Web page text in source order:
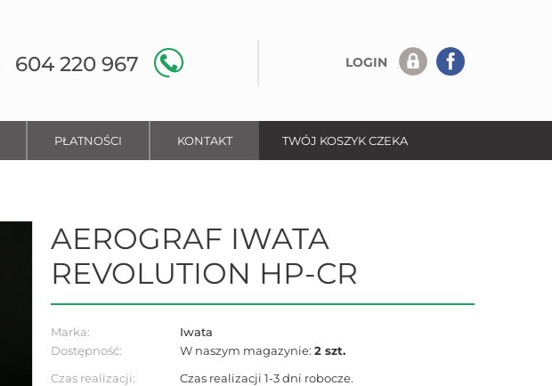
604 220 967 LOGIN
PŁATNOŚCI KONTAKT TWÓJ KOSZYK CZEKA
AEROGRAF IWATA
REVOLUTION HP-CR
Marka:
Iwata
Dostępność:
W naszym magazynie: 2 szt.
Czas realizacji: Czas realizacji 1-3 dni robocze.